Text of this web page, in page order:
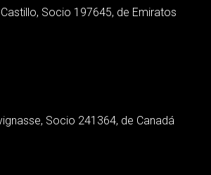
Socio 197645, de Emiratos
Socio 241364, de Canadá